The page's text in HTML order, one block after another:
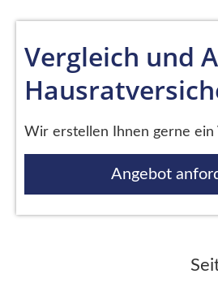
Vergleich und
Wir erstellen Ihnen gerne ein
Angebot